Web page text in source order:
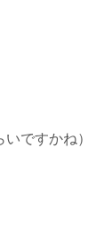
ですかね）